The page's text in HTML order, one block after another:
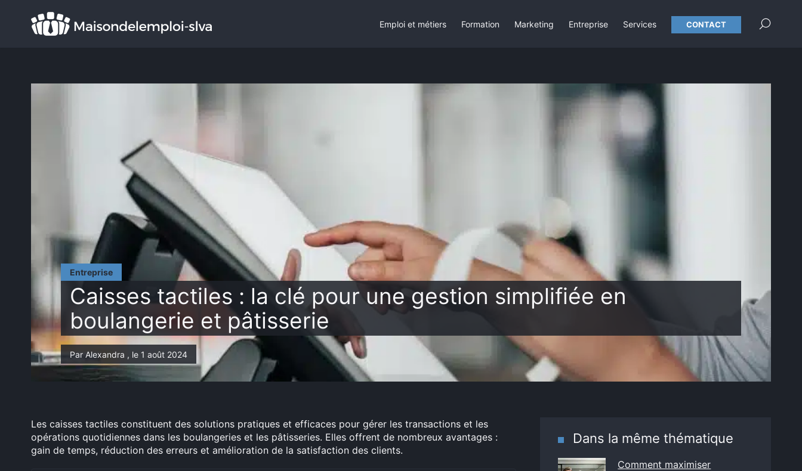
Entreprise
Caisses tactiles : la clé pour une gestion simplifiée en
boulangerie et pâtisserie
Par Alexandra , le 1 août 2024
Les caisses tactiles constituent des solutions pratiques et efficaces pour gérer les transactions et les
opérations quotidiennes dans les boulangeries et les pâtisseries. Elles offrent de nombreux avantages :
gain de temps, réduction des erreurs et amélioration de la satisfaction des clients.
Dans la même thématique
Comment maximiser
Emploi et métiers Formation Marketing Entreprise Services CONTACT